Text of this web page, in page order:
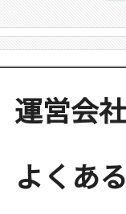
運営会社
よくあ